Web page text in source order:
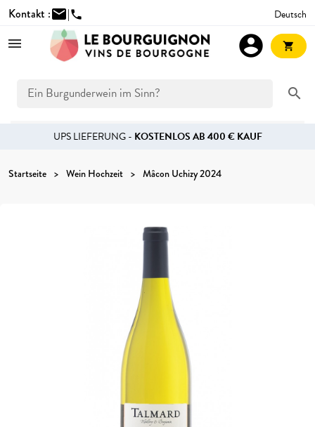
Kontakt :mail|phone Deutsch
search
account_circle shopping_cart
UPS LIEFERUNG - KOSTENLOS AB 400 € KAUF
Startseite Wein Hochzeit Mâcon Uchizy 2024